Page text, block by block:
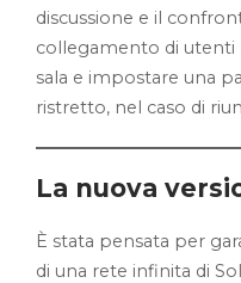
discussione e il
collegamento di
sala e impostare una
ristretto, nel caso di
La nuova
È stata pensata per
di una rete infinita di